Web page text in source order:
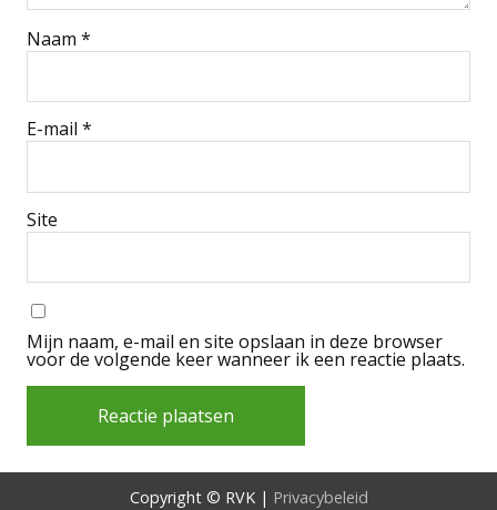
Naam *
E-mail *
Site
Mijn naam, e-mail en site opslaan in deze browser
voor de volgende keer wanneer ik een reactie plaats.
Copyright © RVK | Privacybeleid